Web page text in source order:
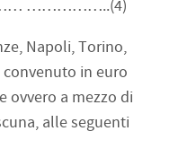
……………..(4)
Napoli, Torino,
in euro
a mezzo di
alle seguenti